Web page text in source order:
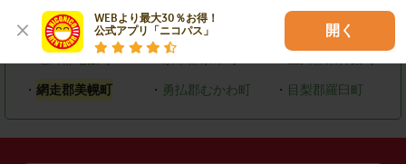
WEBより最大30％お得！
公式アプリ「ニコパス」
開く
・ 恵庭市 ・北広島市
・ 網走郡美幌町 ・ 勇払郡むかわ町 ・ 目梨郡羅臼町